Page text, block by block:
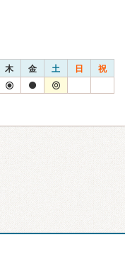
木 金 土 日 祝